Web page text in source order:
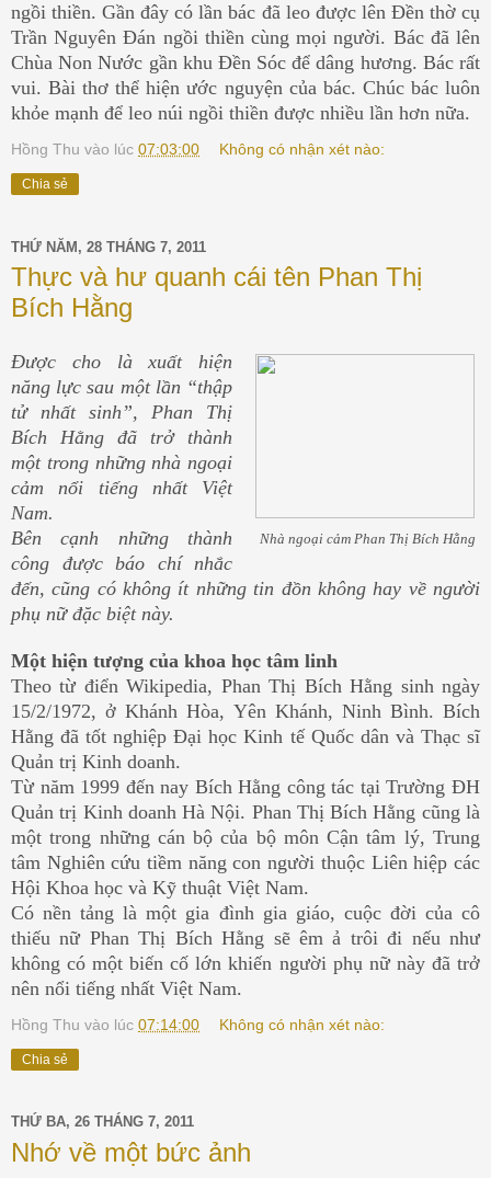
ngồi thiền. Gần đây có lần bác đã leo được lên Đền thờ cụ
Trần Nguyên Đán ngồi thiền cùng mọi người. Bác đã lên
Chùa Non Nước gần khu Đền Sóc để dâng hương. Bác rất
vui. Bài thơ thể hiện ước nguyện của bác. Chúc bác luôn
khỏe mạnh để leo núi ngồi thiền được nhiều lần hơn nữa.
Hồng Thu vào lúc 07:03:00 Không có nhận xét nào:
Chia sẻ
THỨ NĂM, 28 THÁNG 7, 2011
Thực và hư quanh cái tên Phan Thị
Bích Hằng
Nhà ngoại cảm Phan Thị Bích Hằng
Được cho là xuất hiện
năng lực sau một lần “thập
tử nhất sinh”, Phan Thị
Bích Hằng đã trở thành
một trong những nhà ngoại
cảm nổi tiếng nhất Việt
Nam.
Bên cạnh những thành
công được báo chí nhắc
đến, cũng có không ít những tin đồn không hay về người
phụ nữ đặc biệt này.
Một hiện tượng của khoa học tâm linh
Theo từ điển Wikipedia, Phan Thị Bích Hằng sinh ngày
15/2/1972, ở Khánh Hòa, Yên Khánh, Ninh Bình. Bích
Hằng đã tốt nghiệp Đại học Kinh tế Quốc dân và Thạc sĩ
Quản trị Kinh doanh.
Từ năm 1999 đến nay Bích Hằng công tác tại Trường ĐH
Quản trị Kinh doanh Hà Nội. Phan Thị Bích Hằng cũng là
một trong những cán bộ của bộ môn Cận tâm lý, Trung
tâm Nghiên cứu tiềm năng con người thuộc Liên hiệp các
Hội Khoa học và Kỹ thuật Việt Nam.
Có nền tảng là một gia đình gia giáo, cuộc đời của cô
thiếu nữ Phan Thị Bích Hằng sẽ êm ả trôi đi nếu như
không có một biến cố lớn khiến người phụ nữ này đã trở
nên nổi tiếng nhất Việt Nam.
Hồng Thu vào lúc 07:14:00 Không có nhận xét nào:
Chia sẻ
THỨ BA, 26 THÁNG 7, 2011
Nhớ về một bức ảnh